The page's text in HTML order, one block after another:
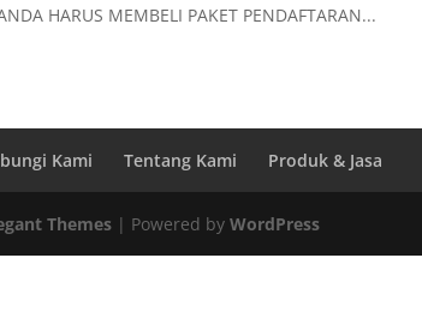
HARUS MEMBELI PAKET PENDAFTARAN...
Kami Tentang Kami Produk & Jasa
Themes | Powered byWordPress